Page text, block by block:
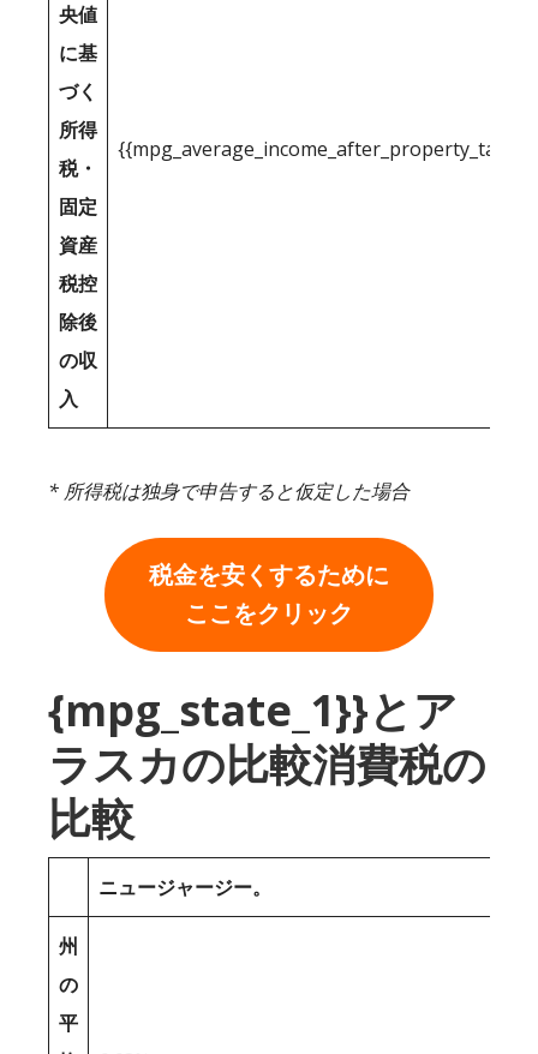
央値
に基
づく
所得
税・
固定
資産
税控
除後
の収
入
* 所得税は独身で申告すると仮定した場合
税金を安くするために
ここをクリック
{mpg_state_1}}とア
ラスカの比較消費税の
比較
ニュージャージー。
州
の
平